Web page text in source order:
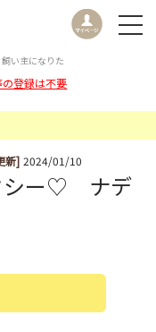
飼い主になりた
登録は不要
新] 2024/01/10
シー♡ ナデ